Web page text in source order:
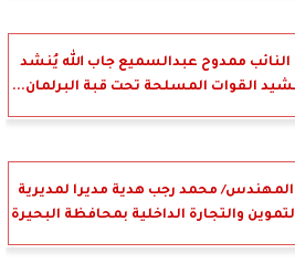
النائب ممدوح عبدالسميع جاب الله يُنشد
القوات المسلحة تحت قبة البرلمان...
المهندس/ محمد رجب هدية مديرا لمديرية
والتجارة الداخلية بمحافظة البحيرة